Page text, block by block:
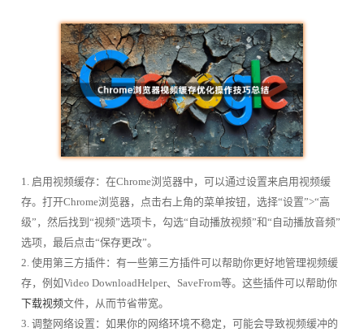
1. 启用视频缓存：在Chrome浏览器中，可以通过设置来启用视频缓
存。打开Chrome浏览器，点击右上角的菜单按钮，选择“设置”>“高
级”，然后找到“视频”选项卡，勾选“自动播放视频”和“自动播放音频”
选项，最后点击“保存更改”。
2. 使用第三方插件：有一些第三方插件可以帮助你更好地管理视频缓
存，例如Video DownloadHelper、SaveFrom等。这些插件可以帮助你
下载视频文件，从而节省带宽。
3. 调整网络设置：如果你的网络环境不稳定，可能会导致视频缓冲的